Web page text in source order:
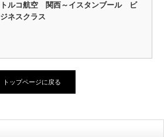
トルコ航空 関西～イスタンブール ビ
ジネスクラス
トップページに戻る